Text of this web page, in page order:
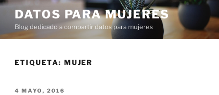
Ir
contenido
DATOS PARA MUJERES
Blog dedicado a compartir datos para mujeres
ETIQUETA: MUJER
PUBLICADO
4 MAYO, 2016